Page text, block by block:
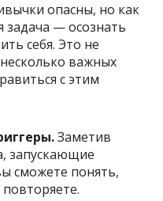
опасны, но как
задача — осознать
себя. Это не
важных
с этим
Заметив
запускающие
сможете понять,